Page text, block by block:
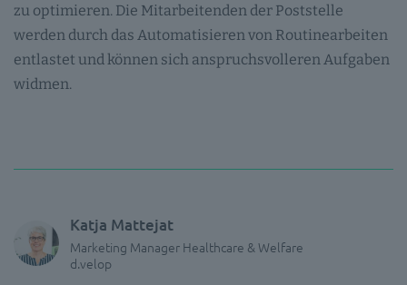
zu optimieren. Die Mitarbeitenden der Poststelle
werden durch das Automatisieren von Routinearbeiten
entlastet und können sich anspruchsvolleren Aufgaben
widmen.
Katja Mattejat
Marketing Manager Healthcare & Welfare
d.velop